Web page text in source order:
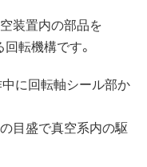
装置内の部品を
転機構です。
に回転軸シール部か
目盛で真空系内の駆